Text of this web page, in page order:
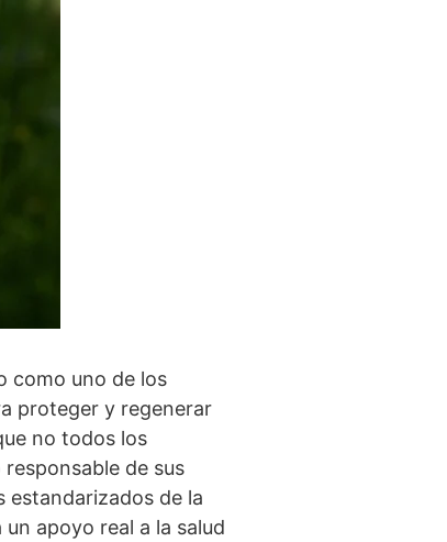
como uno de los
proteger y regenerar
no todos los
de sus
estandarizados de la
apoyo real a la salud